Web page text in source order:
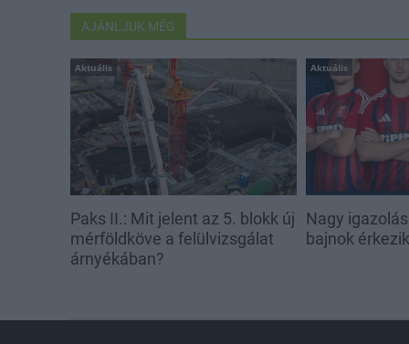
AJÁNLJUK MÉG
Aktuális
Paks II.: Mit jelent az 5. blokk új
mérföldköve a felülvizsgálat
árnyékában?
Aktuális
Nagy
bajnok